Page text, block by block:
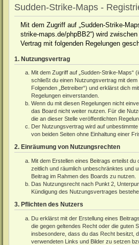
Sudden-Strike-Maps -
Mit dem Zugriff auf „Sudden-Strike-
strike-maps.de/phpBB2“) wird
Vertrag mit folgenden Regelungen
1. Nutzungsvertrag
Mit dem Zugriff auf „Sudden-Strike-Maps“
schließt du einen Nutzungsvertrag mit
Folgenden „Betreiber“) und erklärst dich
Regelungen einverstanden.
Wenn du mit diesen Regelungen nicht
das Board nicht weiter nutzen. Für die
die an dieser Stelle veröffentlichten
Der Nutzungsvertrag wird auf
von beiden Seiten ohne Einhaltung einer
2. Einräumung von Nutzungsrechten
Mit dem Erstellen eines Beitrags erteilst du
zeitlich und räumlich unbeschränktes und
Beitrag im Rahmen des Boards zu nutzen.
Das Nutzungsrecht nach Punkt 2,
Kündigung des Nutzungsvertrages
3. Pflichten des Nutzers
Du erklärst mit der Erstellung eines
die gegen geltendes Recht oder die guten
insbesondere, dass du das Recht besitzt,
verwendeten Links und Bilder zu setzen